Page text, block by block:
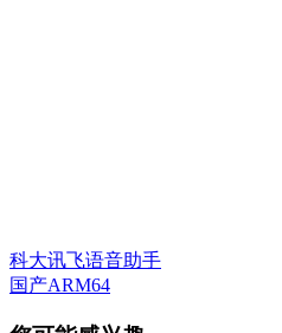
科大讯飞语音助手
国产ARM64